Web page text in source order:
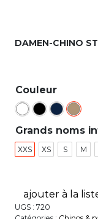
DAMEN-CHINO
Couleur
Grands noms
XXS XS S M
ajouter à la
UGS : 720